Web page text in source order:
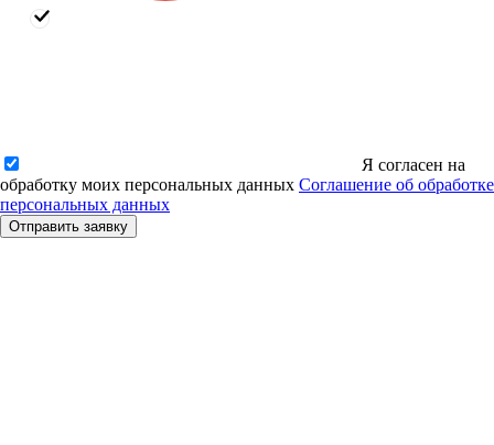
Я согласен на
обработку моих персональных данных Соглашение об обработке
персональных данных